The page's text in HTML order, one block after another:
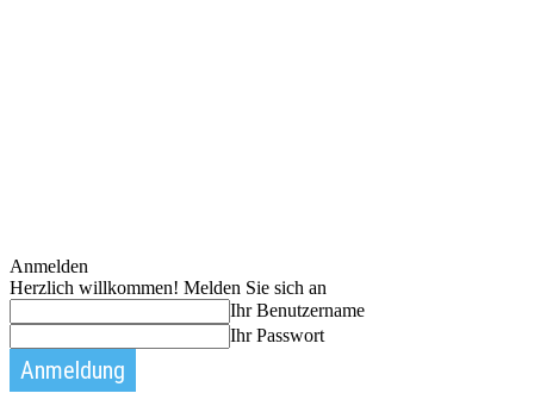
Anmelden
Herzlich willkommen! Melden Sie sich an
Ihr Benutzername
Ihr Passwort